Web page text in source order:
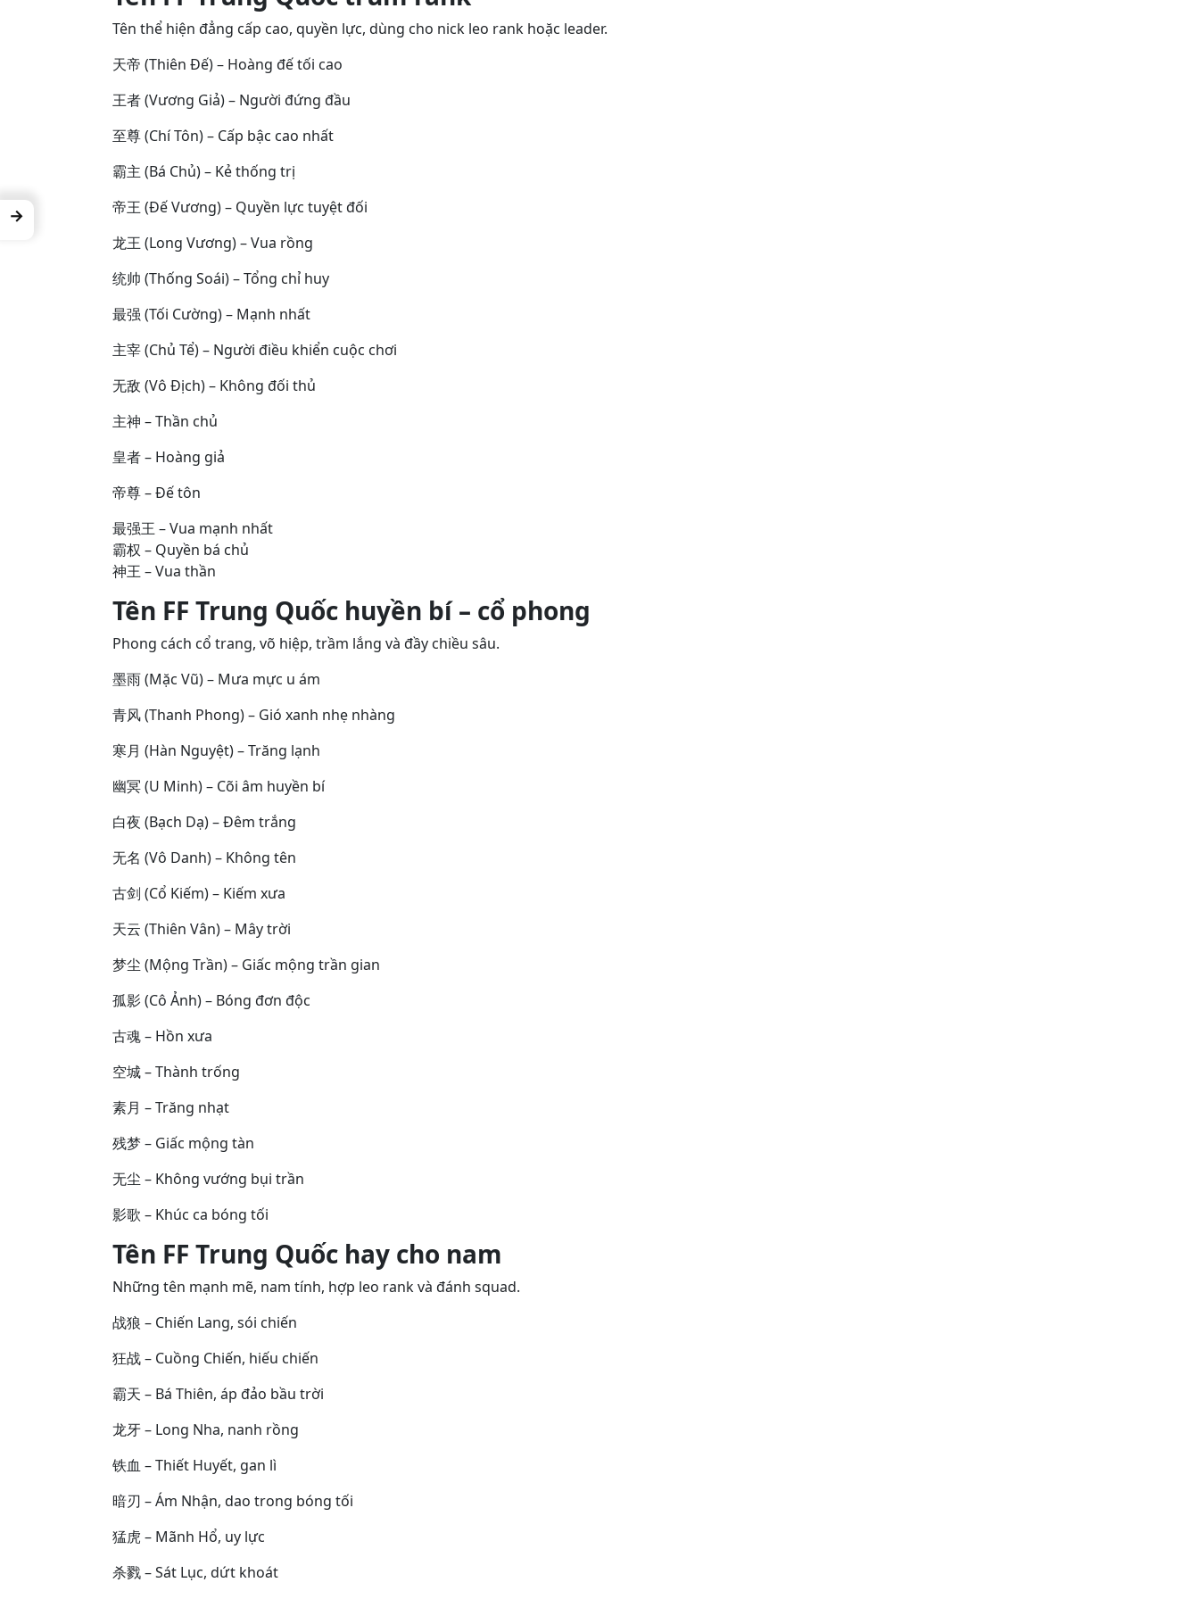
Tên thể hiện đẳng cấp cao, quyền lực, dùng cho nick leo rank hoặc leader.
天帝 (Thiên Đế) – Hoàng đế tối cao
王者 (Vương Giả) – Người đứng đầu
至尊 (Chí Tôn) – Cấp bậc cao nhất
霸主 (Bá Chủ) – Kẻ thống trị
帝王 (Đế Vương) – Quyền lực tuyệt đối
龙王 (Long Vương) – Vua rồng
统帅 (Thống Soái) – Tổng chỉ huy
最强 (Tối Cường) – Mạnh nhất
主宰 (Chủ Tể) – Người điều khiển cuộc chơi
无敌 (Vô Địch) – Không đối thủ
主神 – Thần chủ
皇者 – Hoàng giả
帝尊 – Đế tôn
最强王 – Vua mạnh nhất
霸权 – Quyền bá chủ
神王 – Vua thần
Tên FF Trung Quốc huyền bí – cổ phong
Phong cách cổ trang, võ hiệp, trầm lắng và đầy chiều sâu.
墨雨 (Mặc Vũ) – Mưa mực u ám
青风 (Thanh Phong) – Gió xanh nhẹ nhàng
寒月 (Hàn Nguyệt) – Trăng lạnh
幽冥 (U Minh) – Cõi âm huyền bí
白夜 (Bạch Dạ) – Đêm trắng
无名 (Vô Danh) – Không tên
古剑 (Cổ Kiếm) – Kiếm xưa
天云 (Thiên Vân) – Mây trời
梦尘 (Mộng Trần) – Giấc mộng trần gian
孤影 (Cô Ảnh) – Bóng đơn độc
古魂 – Hồn xưa
空城 – Thành trống
素月 – Trăng nhạt
残梦 – Giấc mộng tàn
无尘 – Không vướng bụi trần
影歌 – Khúc ca bóng tối
Tên FF Trung Quốc hay cho nam
Những tên mạnh mẽ, nam tính, hợp leo rank và đánh squad.
战狼 – Chiến Lang, sói chiến
狂战 – Cuồng Chiến, hiếu chiến
霸天 – Bá Thiên, áp đảo bầu trời
龙牙 – Long Nha, nanh rồng
铁血 – Thiết Huyết, gan lì
暗刃 – Ám Nhận, dao trong bóng tối
猛虎 – Mãnh Hổ, uy lực
杀戮 – Sát Lục, dứt khoát
→